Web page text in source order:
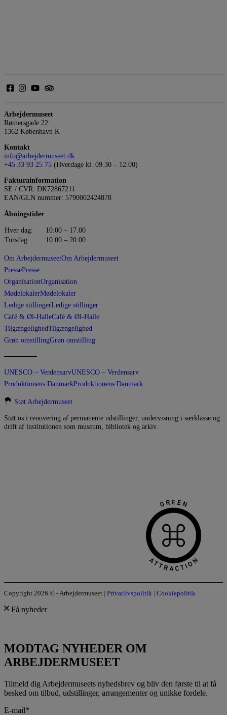
Arbejdermuseet
Rømersgade 22
1362 København K
Kontakt
info@arbejdermuseet.dk
+45 33 93 25 75 (Hverdage kl. 09.30 – 12.00)
Fakturainformation
SE / CVR: DK72867211
EAN/GLN nummer: 5790002424878
Åbningstider
Hver dag:
10.00 – 17.00
Torsdag:
10.00 – 20.00
Om ArbejdermuseetOm Arbejdermuseet
PressePresse
OrganisationOrganisation
MødelokalerMødelokaler
Ledige stillingerLedige stillinger
Café & Øl-HalleCafé & Øl-Halle
TilgængelighedTilgængelighed
Grøn omstillingGrøn omstilling
UNESCO – VerdensarvUNESCO – Verdensarv
Produktionens DanmarkProduktionens Danmark
Støt Arbejdermuseet
Støt os i renovering af permanente udstillinger, undervisning i særklasse og
drift af institutionen som museum, bibliotek og arkiv.
Copyright 2026 © - Arbejdermuseet | Privatlivspolitik | Cookiepolitik
Få nyheder
MODTAG NYHEDER OM
ARBEJDERMUSEET
Tilmeld dig Arbejdermuseets nyhedsbrev og bliv den første til at få
besked om tilbud, udstillinger, arrangementer og unikke fordele.
E-mail*